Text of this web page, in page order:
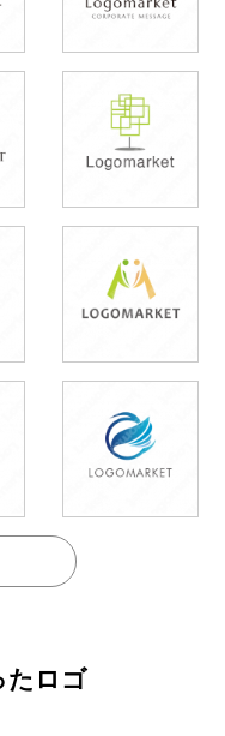
たロゴ